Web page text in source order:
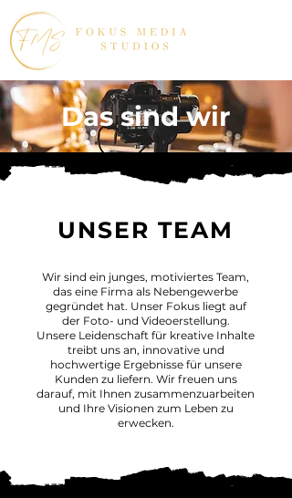
Das sind wir
UNSER TEAM
Wir sind ein junges, motiviertes Team,
das eine Firma als Nebengewerbe
gegründet hat. Unser Fokus liegt auf
der Foto- und Videoerstellung.
Unsere Leidenschaft für kreative Inhalte
treibt uns an, innovative und
hochwertige Ergebnisse für unsere
Kunden zu liefern. Wir freuen uns
darauf, mit Ihnen zusammenzuarbeiten
und Ihre Visionen zum Leben zu
erwecken.